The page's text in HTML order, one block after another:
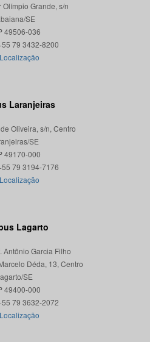
Olímpio Grande, s/n
SE
49506-036
Localização
Laranjeiras
Oliveira, s/n, Centro
SE
49170-000
Localização
Lagarto
Antônio Garcia Filho
Déda, 13, Centro
SE
49400-000
Localização